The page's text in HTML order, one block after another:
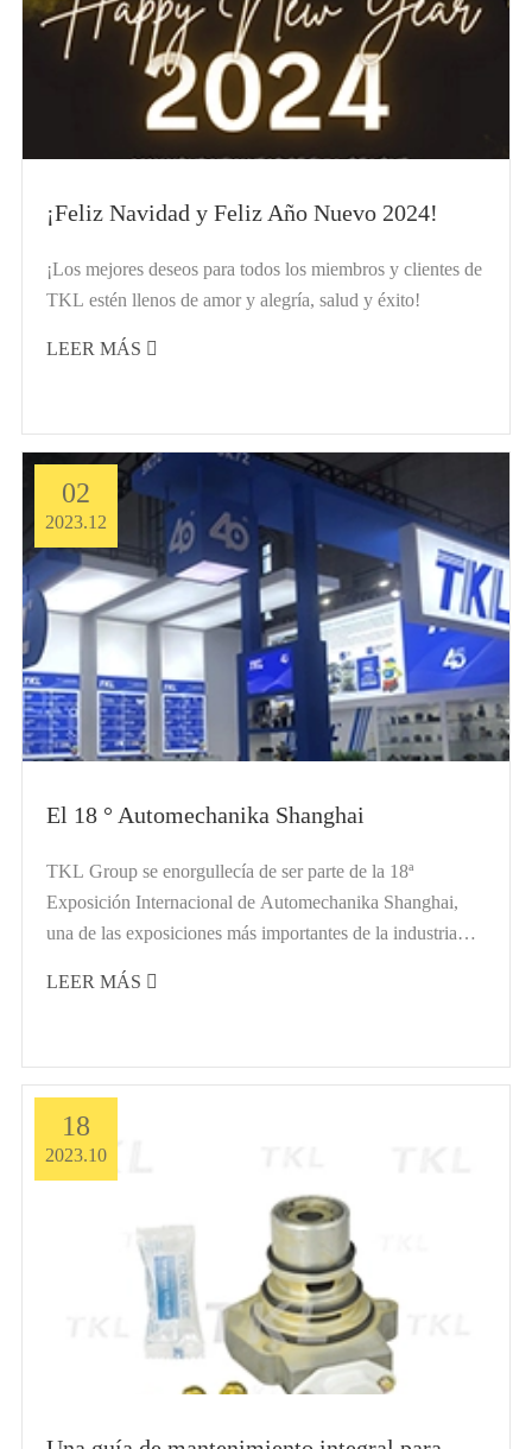
¡Feliz Navidad y Feliz Año Nuevo 2024!
¡Los mejores deseos para todos los miembros y clientes de
TKL estén llenos de amor y alegría, salud y éxito!
LEER MÁS 
02
2023.12
El 18 ° Automechanika Shanghai
TKL Group se enorgullecía de ser parte de la 18ª
Exposición Internacional de Automechanika Shanghai,
una de las exposiciones más importantes de la industria
en...
LEER MÁS 
18
2023.10